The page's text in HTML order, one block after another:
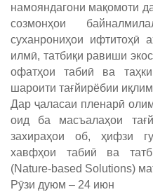
намояндагони мақомоти
созмонҳои
суханрониҳои ифтитоҳӣ
илмӣ, татбиқи равиши
офатҳои табиӣ ва
шароити тағйирёбии
Дар ҷаласаи пленарӣ
оид ба масъалаҳои
захираҳои об, ҳифзи
хавфҳои табиӣ ва
(Nature-based Solutions)
Рӯзи дуюм – 24 июн